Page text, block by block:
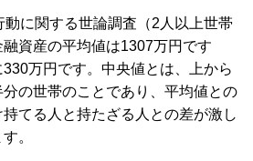
に関する世論調査（2人以上世帯
資産の平均値は1307万円です
万円です。中央値とは、上から
の世帯のことであり、平均値との
てる人と持たざる人との差が激し
。